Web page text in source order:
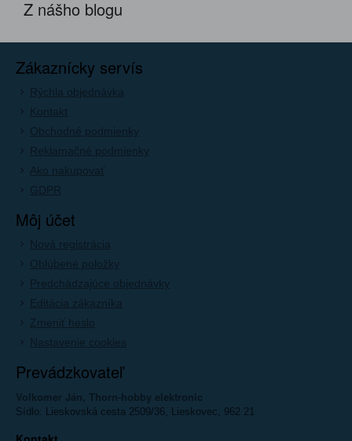
Z nášho blogu
Zákaznícky servís
Rýchla objednávka
Kontakt
Obchodné podmienky
Reklamačné podmienky
Ako nakupovať
GDPR
Môj účet
Nová registrácia
Oblúbené položky
Predchádzajúce objednávky
Editácia zákazníka
Zmeniť heslo
Nastavenie cookies
Prevádzkovateľ
Volkomer Ján, Thorn-hobby elektronic
Sídlo: Lieskovská cesta 2509/36, Lieskovec, 962 21